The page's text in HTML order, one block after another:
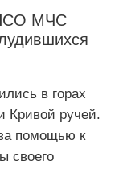
МЧС
в горах
Кривой ручей.
помощью к
своего